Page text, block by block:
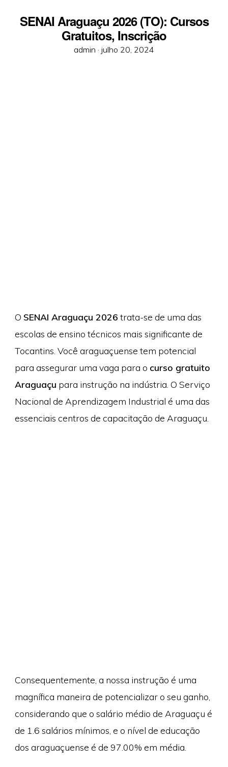
SENAI Araguaçu 2026 (TO): Cursos
Gratuitos, Inscrição
admin · Posted
julho 20, 2024
O SENAI Araguaçu 2026 trata-se de uma das
escolas de ensino técnicos mais significante de
Tocantins. Você araguaçuense tem potencial
para assegurar uma vaga para o curso gratuito
Araguaçu para instrução na indústria. O Serviço
Nacional de Aprendizagem Industrial é uma das
essenciais centros de capacitação de Araguaçu.
Consequentemente, a nossa instrução é uma
magnífica maneira de potencializar o seu ganho,
considerando que o salário médio de Araguaçu é
de 1.6 salários mínimos, e o nível de educação
dos araguaçuense é de 97.00% em média.